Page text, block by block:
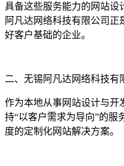
具备这些服务能力的网站设
阿凡达网络科技有限公司正
好客户基础的企业。
二、无锡阿凡达网络科技有
作为本地从事网站设计与开
持“以客户需求为导向”的服
度的定制化网站解决方案。